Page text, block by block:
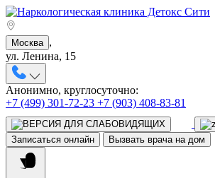
Москва ,
ул. Ленина, 15
Анонимно, круглосуточно:
+7 (499) 301-72-23 +7 (903) 408-83-81
Записаться онлайн Вызвать врача на дом